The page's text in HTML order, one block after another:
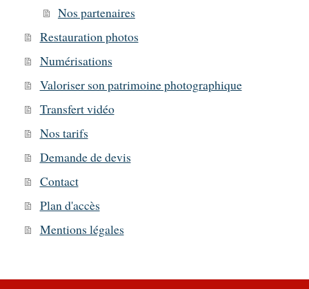
Nos partenaires
Restauration photos
Numérisations
Valoriser son patrimoine photographique
Transfert vidéo
Nos tarifs
Demande de devis
Contact
Plan d'accès
Mentions légales